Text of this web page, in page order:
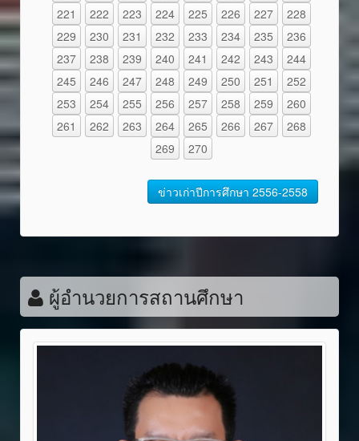
221
222 223 224 225 226 227
228
229
230 231 232 233 234 235
236
237
238 239 240 241 242 243
244
245
246 247 248 249 250 251
252
253
254 255 256 257 258 259
260
261
262 263 264 265 266 267
268
269
270
ข่าวเก่าปีการศึกษา 2556-2558
ผู้อำนวยการสถานศึกษา